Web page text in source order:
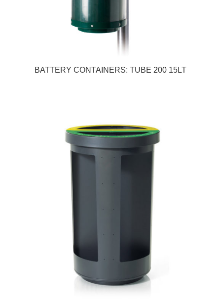
BATTERY CONTAINERS: TUBE 200 15LT